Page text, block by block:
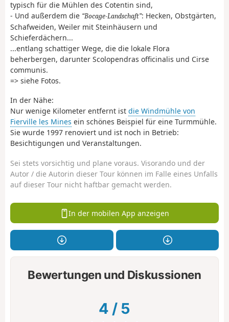
typisch für die Mühlen des Cotentin sind,
- Und außerdem die Bocage-Landschaft : Hecken, Obstgärten,
Schafweiden, Weiler mit Steinhäusern und
Schieferdächern...
...entlang schattiger Wege, die die lokale Flora
beherbergen, darunter Scolopendras officinalis und Cirse
communis.
=> siehe Fotos.
In der Nähe:
Nur wenige Kilometer entfernt ist die Windmühle von
Fierville les Mines ein schönes Beispiel für eine Turmmühle.
Sie wurde 1997 renoviert und ist noch in Betrieb:
Besichtigungen und Veranstaltungen.
Sei stets vorsichtig und plane voraus. Visorando und der
Autor / die Autorin dieser Tour können im Falle eines Unfalls
auf dieser Tour nicht haftbar gemacht werden.
In der mobilen App anzeigen
Bewertungen und Diskussionen
4 / 5